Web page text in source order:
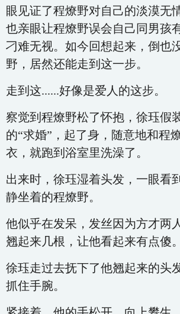
眼见证了程燎野对自己的淡漠无
也亲眼让程燎野误会自己同男孩
刁难无视。如今回想起来，倒也
野，居然还能走到这一步。
走到这......好像是爱人的这步。
察觉到程燎野松了怀抱，徐珏假
的“求婚”，起了身，随意地和程
衣，就跑到浴室里洗澡了。
出来时，徐珏湿着头发，一眼看
静坐着的程燎野。
他似乎在发呆，发丝因为方才两
翘起来几根，让他看起来有点傻。
徐珏走过去抚下了他翘起来的头
抓住手腕。